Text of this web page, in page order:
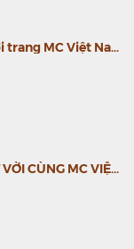
Công ty Cổ phần Thời trang MC Việt Nam (MC Fashion) tổ chức Gala mừng sinh nhật lần thứ 9
TRẢI NGHIỆM TUYỆT VỜI CÙNG MC VIỆT NAM